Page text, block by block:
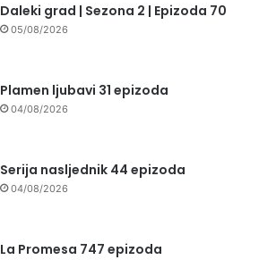
Daleki grad | Sezona 2 | Epizoda 70
05/08/2026
Plamen ljubavi 31 epizoda
04/08/2026
Serija nasljednik 44 epizoda
04/08/2026
La Promesa 747 epizoda